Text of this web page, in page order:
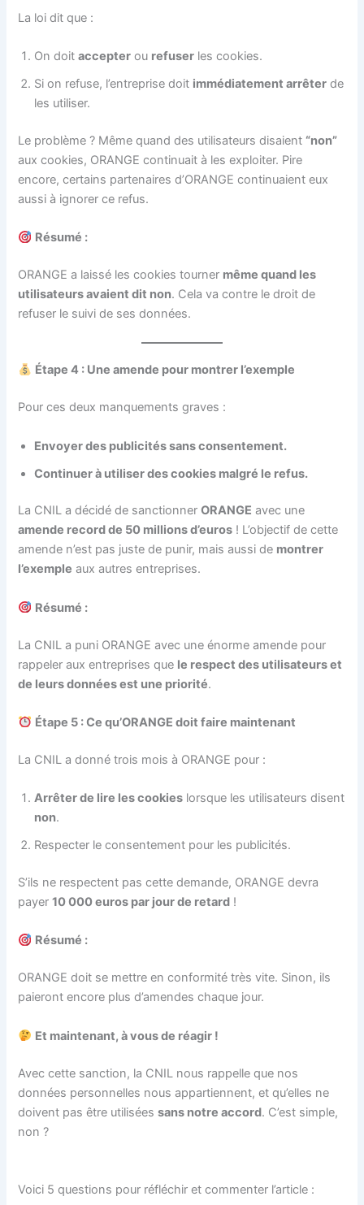
La loi dit que :
On doitaccepter ou refuser les cookies.
Si on refuse, l’entreprise doit immédiatement arrêter de
les utiliser.
Le problème ? Même quand des utilisateurs disaient “non”
aux cookies, ORANGE continuait à les exploiter. Pire
encore, certains partenaires d’ORANGE continuaient eux
aussi à ignorer ce refus.
Résumé :
ORANGE a laissé les cookies tourner même quand les
utilisateurs avaient dit non. Cela va contre le droit de
refuser le suivi de ses données.
Étape 4 : Une amende pour montrer l’exemple
Pour ces deux manquements graves :
Envoyer des publicités sans consentement.
Continuer à utiliser des cookies malgré le refus.
La CNIL a décidé de sanctionnerORANGE avec une
amende record de 50 millions d’euros ! L’objectif de cette
amende n’est pas juste de punir, mais aussi de montrer
l’exemple aux autres entreprises.
Résumé :
La CNIL a puni ORANGE avec une énorme amende pour
rappeler aux entreprises que le respect des utilisateurs et
de leurs données est une priorité.
Étape 5 : Ce qu’ORANGE doit faire maintenant
La CNIL a donné trois mois à ORANGE pour :
Arrêter de lire les cookies lorsque les utilisateurs disent
non.
Respecter le consentement pour les publicités.
S’ils ne respectent pas cette demande, ORANGE devra
payer10 000 euros par jour de retard !
Résumé :
ORANGE doit se mettre en conformité très vite. Sinon, ils
paieront encore plus d’amendes chaque jour.
Et maintenant, à vous de réagir !
Avec cette sanction, la CNIL nous rappelle que nos
données personnelles nous appartiennent, et qu’elles ne
doivent pas être utiliséessans notre accord. C’est simple,
non ?
Voici 5 questions pour réfléchir et commenter l’article :